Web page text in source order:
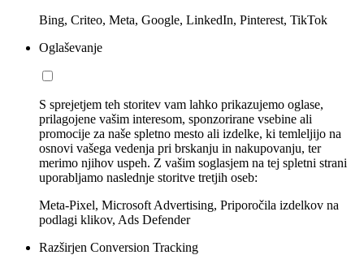
Bing, Criteo, Meta, Google, LinkedIn, Pinterest, TikTok
Oglaševanje
S sprejetjem teh storitev vam lahko prikazujemo oglase,
prilagojene vašim interesom, sponzorirane vsebine ali
promocije za naše spletno mesto ali izdelke, ki temleljijo na
osnovi vašega vedenja pri brskanju in nakupovanju, ter
merimo njihov uspeh. Z vašim soglasjem na tej spletni strani
uporabljamo naslednje storitve tretjih oseb:
Meta-Pixel, Microsoft Advertising, Priporočila izdelkov na
podlagi klikov, Ads Defender
Razširjen Conversion Tracking